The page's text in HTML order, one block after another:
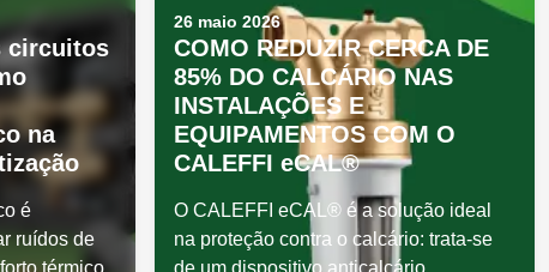
circuitos
na
é
ruídos de
26 maio 2026
COMO REDUZIR CERCA DE
85% DO CALCÁRIO NAS
INSTALAÇÕES E
EQUIPAMENTOS COM O
CALEFFI eCAL®
O CALEFFI eCAL® é a solução ideal
na proteção contra o calcário: trata-se